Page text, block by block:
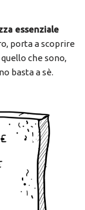
essenziale
porta a scoprire
che sono,
basta a sè.